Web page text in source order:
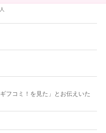
フコミ！を見た」とお伝えいた